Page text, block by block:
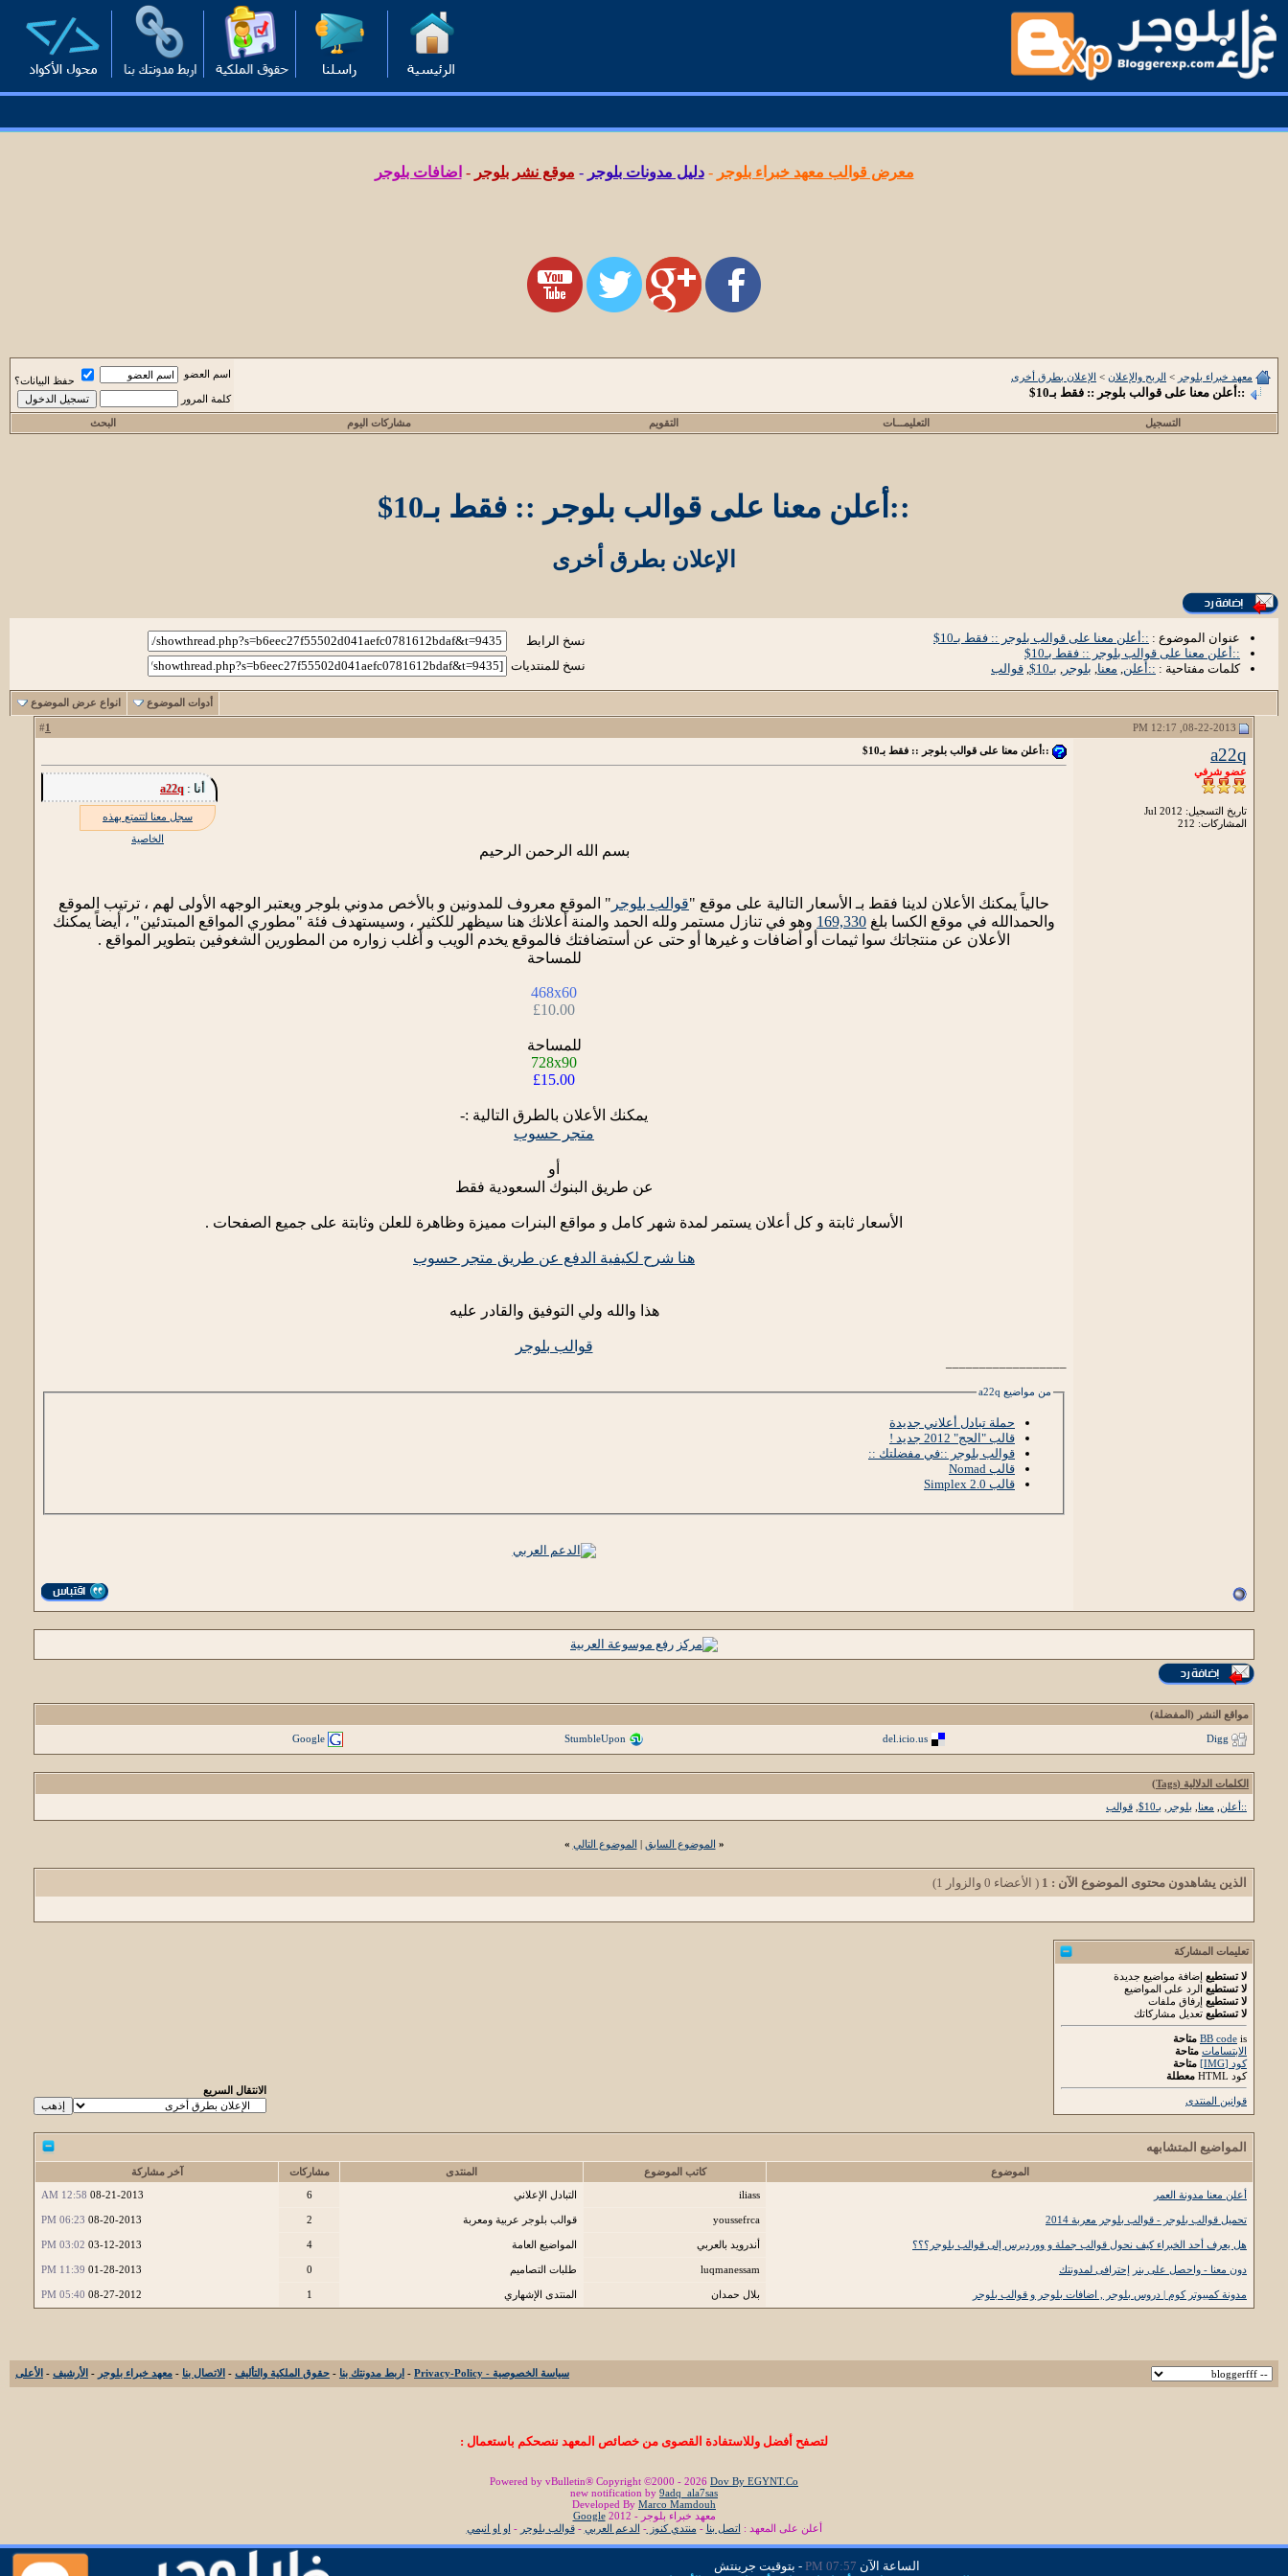
معرض قوالب معهد خبراء بلوجر -دليل مدونات بلوجر - موقع نشر بلوجر - اضافات بلوجر
معهد خبراء بلوجر > الربح والإعلان > الإعلان بطرق أخرى
::أعلن معنا على قوالب بلوجر :: فقط بـ10$
اسم العضو
حفظ البيانات؟
كلمة المرور
التسجيل التعليمـــات التقويم مشاركات اليوم البحث
::أعلن معنا على قوالب بلوجر :: فقط بـ10$
الإعلان بطرق أخرى
عنوان الموضوع : ::أعلن معنا على قوالب بلوجر :: فقط بـ10$
::أعلن معنا على قوالب بلوجر :: فقط بـ10$
كلمات مفتاحية : ::أعلن, معنا, بلوجر , بـ10$ , قوالب
نسخ الرابط
نسخ للمنتديات
أدوات الموضوع انواع عرض الموضوع
1
a22q
عضو شرفي
تاريخ التسجيل: Jul 2012
المشاركات: 212
::أعلن معنا على قوالب بلوجر :: فقط بـ10$
أنا : a22q
سجل معنا لتتمتع بهذه
الخاصية
بسم الله الرحمن الرحيم
حالياً يمكنك الأعلان لدينا فقط بـ الأسعار التالية على موقع "قوالب بلوجر " الموقع معروف للمدونين و بالأخص مدوني بلوجر ويعتبر الوجهه الأولى لهم ، ترتيب الموقع
والحمدالله في موقع الكسا بلغ 169,330 وهو في تنازل مستمر ولله الحمد والمنة أعلانك هنا سيظهر للكثير ، وسيستهدف فئة "مطوري المواقع المبتدئين" ، أيضاً يمكنك
الأعلان عن منتجاتك سوا ثيمات أو أضافات و غيرها أو حتى عن أستضافتك فالموقع يخدم الويب و أغلب زواره من المطورين الشغوفين بتطوير المواقع .
للمساحة
468x60
£10.00
للمساحة
728x90
£15.00
يمكنك الأعلان بالطرق التالية :-
متجر حسوب
أو
عن طريق البنوك السعودية فقط
الأسعار ثابتة و كل أعلان يستمر لمدة شهر كامل و مواقع البنرات مميزة وظاهرة للعلن وثابتة على جميع الصفحات .
هنا شرح لكيفية الدفع عن طريق متجر حسوب
هذا والله ولي التوفيق والقادر عليه
قوالب بلوجر
من مواضيع a22q
حملة تبادل أعلاني جديدة
قالب "الحج" 2012 جديد !
قوالب بلوجر ::في مفضلتك ::
قالب Nomad
قالب Simplex 2.0
مواقع النشر (المفضلة)
Digg
del.icio.us
StumbleUpon
Google
الكلمات الدلالية (Tags)
::أعلن
معنا بلوجر بـ10$ قوالب
« الموضوع السابق | الموضوع التالي »
الذين يشاهدون محتوى الموضوع الآن : 1 ( الأعضاء 0 والزوار 1)
تعليمات المشاركة
لا تستطيع إضافة مواضيع جديدة
لا تستطيع الرد على المواضيع
لا تستطيع إرفاق ملفات
لا تستطيع تعديل مشاركاتك
BB code is
متاحة
الابتسامات متاحة
كود [IMG]
متاحة
كود HTML
معطلة
قوانين المنتدى
الانتقال السريع
المواضيع المتشابهه
الموضوع كاتب الموضوع المنتدى مشاركات
آخر مشاركة
أعلن معنا مدونة العمر
iliass التبادل الإعلاني 6
08-21-2013
12:58 AM
تحميل قوالب بلوجر - قوالب بلوجر معربة 2014 youssefrca قوالب بلوجر عربية ومعربة 2
08-20-2013
06:23 PM
هل يعرف أحد الخبراء كيف نحول قوالب جملة و ووردبرس إلى قوالب بلوجر؟؟؟ أندرويد بالعربي المواضيع العامة 4
03-12-2013
03:02 PM
دون معنا - واحصل على بنر إحترافى لمدونتك luqmanessam طلبات التصاميم 0
01-28-2013
11:39 PM
مدونة كمبيوتر كوم | دروس بلوجر , اضافات بلوجر و قوالب بلوجر بلال حمدان المنتدى الإشهاري 1
08-27-2012
05:40 PM
سياسة الخصوصية - Privacy-Policy - اربط مدونتك بنا - حقوق الملكية والتأليف - الاتصال بنا - معهد خبراء بلوجر - الأرشيف - الأعلى
لتصفح أفضل وللاستفادة القصوى من خصائص المعهد ننصحكم باستعمال :
Powered by vBulletin® Copyright ©2000 - 2026 Dov By EGYNT.Co
new notification by 9adq_ala7sas
Developed By Marco Mamdouh
معهد خبراء بلوجر - 2012
Google
أعلن على المعهد : اتصل بنا - منتدي كنوز- الدعم العربي -قوالب بلوجر - او او انيمي
الساعة الآن 07:57 PM
- بتوقيت جرينتش